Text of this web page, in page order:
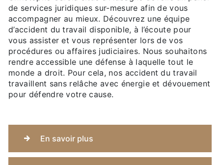
de services juridiques sur-mesure afin de vous
accompagner au mieux. Découvrez une équipe
d’accident du travail disponible, à l’écoute pour
vous assister et vous représenter lors de vos
procédures ou affaires judiciaires. Nous souhaitons
rendre accessible une défense à laquelle tout le
monde a droit. Pour cela, nos accident du travail
travaillent sans relâche avec énergie et dévouement
pour défendre votre cause.
En savoir plus